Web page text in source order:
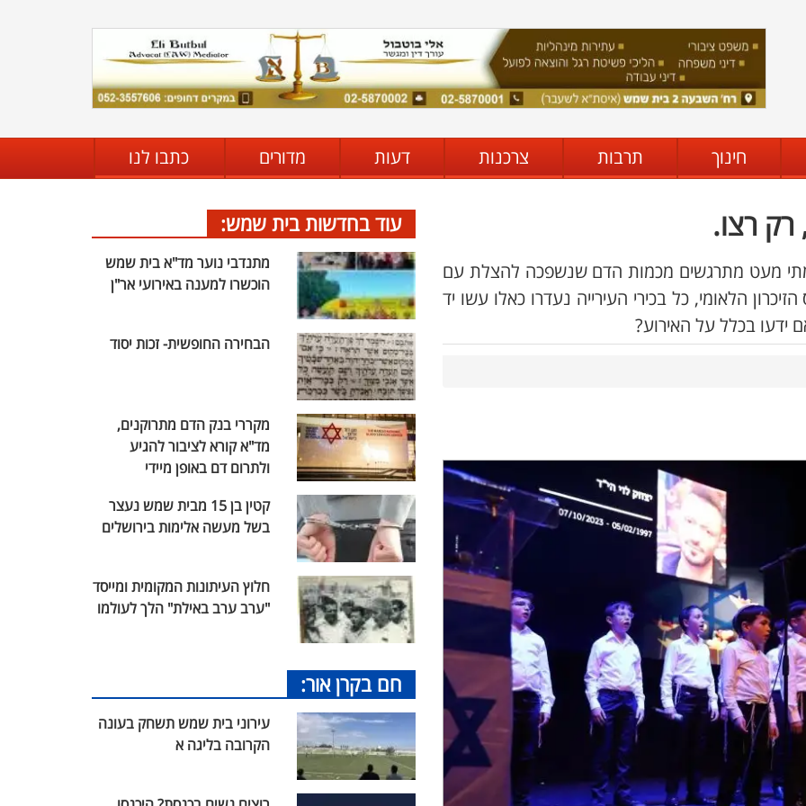
חינוך תרבות צרכנות דעות מדורים כתבו לנו
מתי מעט מתרגשים מכמות הדם שנשפכה להצלת עם
לטכס הזיכרון הלאומי, כל בכירי העירייה נעדרו כאלו עשו יד
בכלל על האירוע?
עוד בחדשות בית שמש:
מתנדבי נוער מד"א בית שמש
הוכשרו למענה באירועי אר"ן
הבחירה החופשית- זכות יסוד
מקררי בנק הדם מתרוקנים,
מד"א קורא לציבור להגיע
ולתרום דם באופן מיידי
קטין בן 15 מבית שמש נעצר
בשל מעשה אלימות בירושלים
חלוץ העיתונות המקומית ומייסד
"ערב ערב באילת" הלך לעולמו
חם בקרן אור:
עירוני בית שמש תשחק בעונה
הקרובה בליגה א